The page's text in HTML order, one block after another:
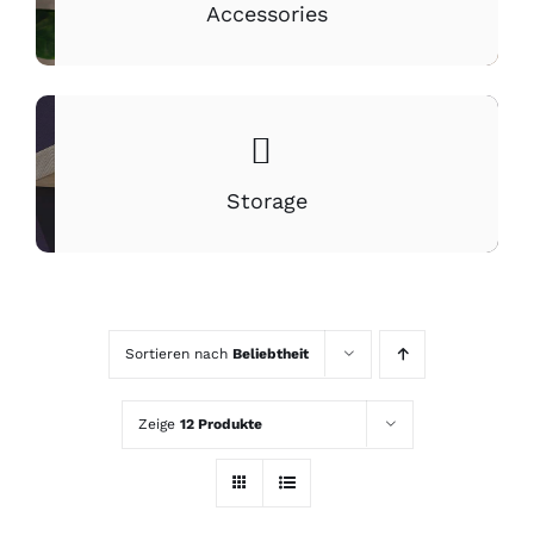
Accessories
Storage
Sortieren nach Beliebtheit
Zeige 12 Produkte